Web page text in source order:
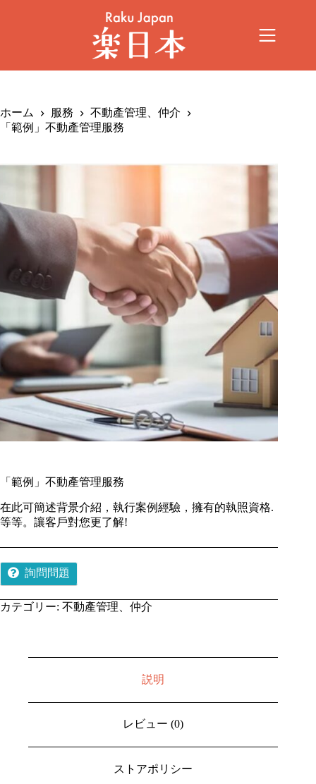
ホーム 服務
不動產管理、仲介
「範例」不動產管理服務
「範例」不動產管理服務
在此可簡述背景介紹，執行案例經驗，擁有的執照資格.
等等。讓客戶對您更了解!
詢問問題
カテゴリー: 不動產管理、仲介
説明
レビュー (0)
ストアポリシー